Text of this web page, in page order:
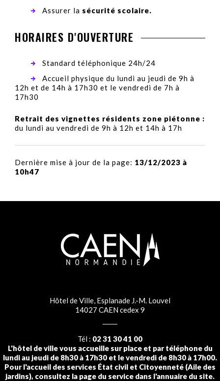
Assurer la sécurité scolaire.
HORAIRES D'OUVERTURE
Standard téléphonique 24h/24
Accueil physique du lundi au jeudi de 9h à
12h et de 14h à 17h30 et le vendredi de 7h à
17h30
Retrait des vignettes résidents zone piétonne :
du lundi au vendredi de 9h à 12h et 14h à 17h
Dernière mise à jour de la page: 13/12/2023 à
10h47
Hôtel de Ville, Esplanade J.-M. Louvel
14027 CAEN cedex 9
Tél : 02 31 30 41 00
L'hôtel de ville vous accueille sur place et par téléphone du
lundi au jeudi de 8h30 à 17h30 et le vendredi de 8h30 à 17h00.
Pour l'accueil des services État civil et Citoyenneté (Aile des
jardins), consultez la page du service dans l'annuaire du site.